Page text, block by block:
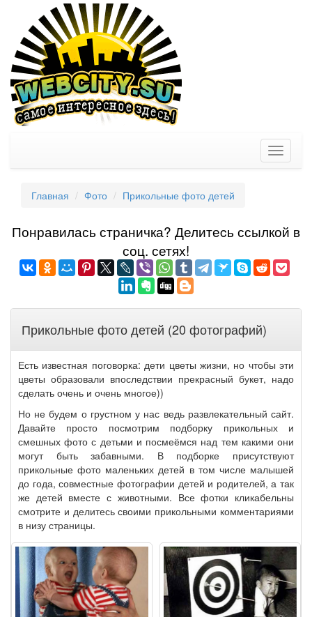
Toggle
Главная Фото Прикольные фото детей
Понравилась страничка? Делитеcь ссылкой в
соц. сетях!
Прикольные фото детей (20 фотографий)
Есть известная поговорка: дети цветы жизни, но чтобы эти
цветы образовали впоследствии прекрасный букет, надо
сделать очень и очень многое))
Но не будем о грустном у нас ведь развлекательный сайт.
Давайте просто посмотрим подборку прикольных и
смешных фото с детьми и посмеёмся над тем какими они
могут быть забавными. В подборке присутствуют
прикольные фото маленьких детей в том числе малышей
до года, совместные фотографии детей и родителей, а так
же детей вместе с животными. Все фотки кликабельны
смотрите и делитесь своими прикольными комментариями
в низу страницы.